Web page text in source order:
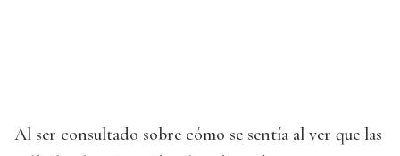
Al ser consultado sobre cómo se sentía al ver que las